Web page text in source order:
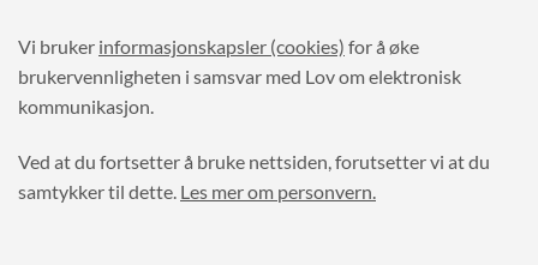
Vi bruker informasjonskapsler (cookies) for å øke
brukervennligheten i samsvar med Lov om elektronisk
kommunikasjon.
Ved at du fortsetter å bruke nettsiden, forutsetter vi at du
samtykker til dette. Les mer om personvern.